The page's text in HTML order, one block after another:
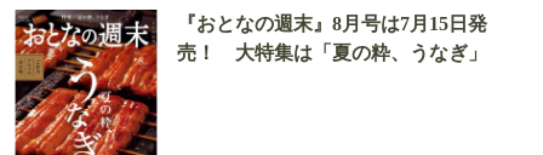
『おとなの週末』8月号は7月15日発
売！ 大特集は「夏の粋、うなぎ」